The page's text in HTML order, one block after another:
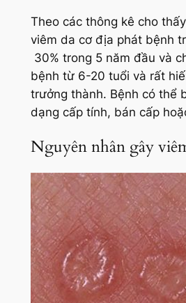
Theo các thông kê cho
viêm da cơ địa phát bệnh
30% trong 5 năm đầu và
bệnh từ 6-20 tuổi và rất
trưởng thành. Bệnh có thể
dạng cấp tính, bán cấp
Nguyên nhân gây